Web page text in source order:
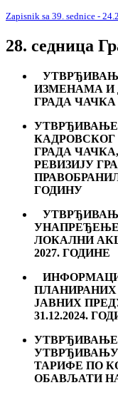
Zapisnik sa 39. sednice -
28. седница
ИЗМЕНАМА И
ГРАДА ЧАЧКА
ГРАДА
РЕВИЗИЈУ
ГОДИНУ
ЛОКАЛНИ
2027. ГОДИНЕ
ЈАВНИХ
31.12.2024.
ТАРИФЕ ПО
ОБАВЉАТИ